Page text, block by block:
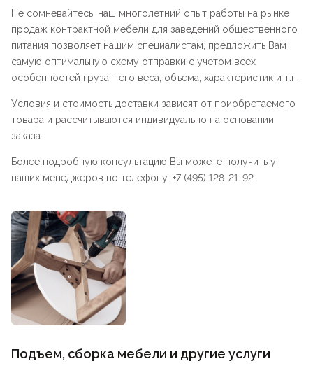
Не сомневайтесь, наш многолетний опыт работы на рынке
продаж контрактной мебели для заведений общественного
питания позволяет нашим специалистам, предложить Вам
самую оптимальную схему отправки с учетом всех
особенностей груза - его веса, объема, характеристик и т.п.
Условия и стоимость доставки зависят от приобретаемого
товара и рассчитываются индивидуально на основании
заказа.
Более подробную консультацию Вы можете получить у
наших менеджеров по телефону: +7 (495) 128-21-92.
Подъем, сборка мебели и другие услуги